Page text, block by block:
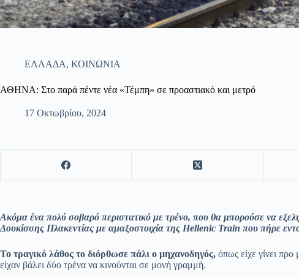
ΕΛΛΑΔΑ, ΚΟΙΝΩΝΙΑ
ΑΘΗΝΑ: Στο παρά πέντε νέα «Τέμπη» σε προαστιακό και μετρό
17 Οκτωβρίου, 2024
Ακόμα ένα πολύ σοβαρό περιστατικό με τρένο, που θα μπορούσε να
Δουκίσσης Πλακεντίας με αμαξοστοιχία της Hellenic Train που πήρε
Το τραγικό λάθος το διόρθωσε πάλι ο μηχανοδηγός, όπως είχε γίνει
είχαν βάλει δύο τρένα να κινούνται σε μονή γραμμή.